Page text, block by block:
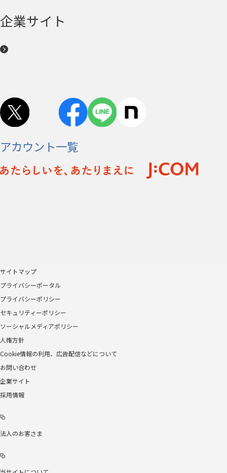
企業サイト
アカウント一覧
サイトマップ
プライバシーポータル
プライバシーポリシー
セキュリティーポリシー
ソーシャルメディアポリシー
人権方針
Cookie情報の利用、広告配信などについて
お問い合わせ
企業サイト
採用情報
法人のお客さま